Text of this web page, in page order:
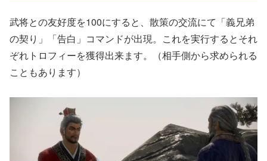
武将との友好度を100にすると、散策の交流にて「義兄弟
の契り」「告白」コマンドが出現。これを実行するとそれ
ぞれトロフィーを獲得出来ます。（相手側から求められる
こともあります）